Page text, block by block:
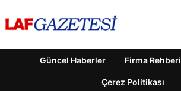
Güncel Haberler Firma Rehberi
Çerez Politikası